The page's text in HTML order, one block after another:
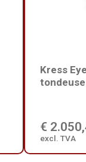
Kress
€
excl. TVA